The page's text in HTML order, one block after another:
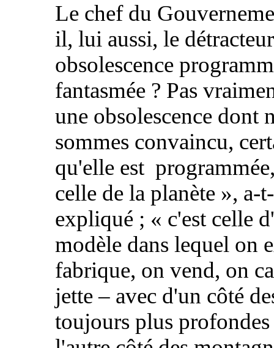
Le chef du
il, lui aussi, le
obsolescence
fantasmée ? Pas
une obsolescence dont
sommes convaincu,
qu'elle est
celle de la planète », a-
expliqué ; « c'est celle
modèle dans lequel on
fabrique, on vend, on
jette – avec d'un côté
toujours plus profondes